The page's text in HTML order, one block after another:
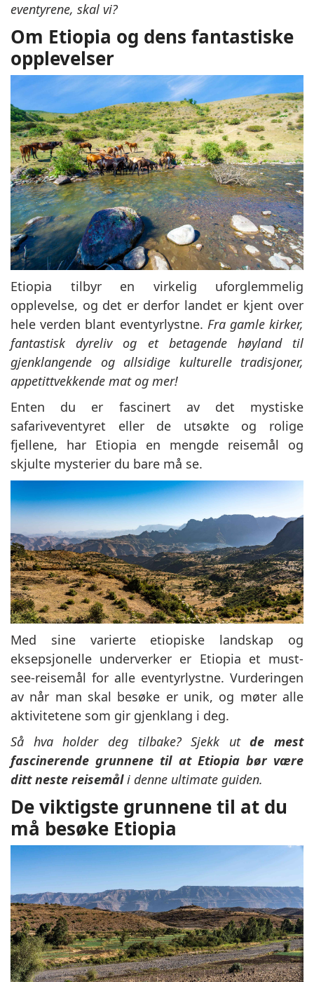
eventyrene, skal vi?
Om Etiopia og dens fantastiske
opplevelser
Etiopia tilbyr en virkelig uforglemmelig
opplevelse, og det er derfor landet er kjent over
hele verden blant eventyrlystne. Fra gamle kirker,
fantastisk dyreliv og et betagende høyland til
gjenklangende og allsidige kulturelle tradisjoner,
appetittvekkende mat og mer!
Enten du er fascinert av det mystiske
safariveventyret eller de utsøkte og rolige
fjellene, har Etiopia en mengde reisemål og
skjulte mysterier du bare må se.
Med sine varierte etiopiske landskap og
eksepsjonelle underverker er Etiopia et must-
see-reisemål for alle eventyrlystne. Vurderingen
av når man skal besøke er unik, og møter alle
aktivitetene som gir gjenklang i deg.
Så hva holder deg tilbake? Sjekk utde mest
fascinerende grunnene til at Etiopia bør være
ditt neste reisemåli denne ultimate guiden.
De viktigste grunnene til at du
må besøke Etiopia